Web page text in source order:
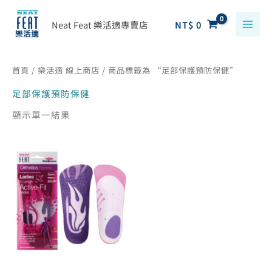
Neat Feat 樂活適專賣店 NT$ 0
首頁 / 樂活適 線上商店 / 商品標籤為 “足部保護預防保健”
足部保護預防保健
顯示單一結果
價
格：
NT$ 990。
價
格：
NT$ 891。
產
品
有
種
款
搜
尋
: